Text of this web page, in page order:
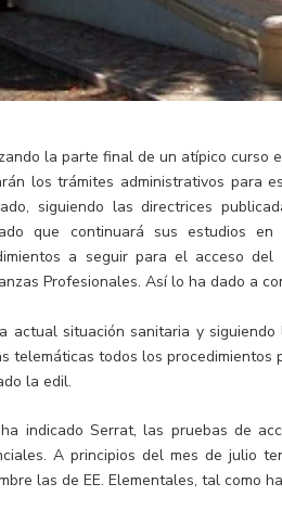
la parte final de un atípico curso
los trámites administrativos para
siguiendo las directrices
que continuará sus estudios
a seguir para el acceso
Profesionales. Así lo ha dado a
actual situación sanitaria y
telemáticas todos los procedimientos
la edil.
ha indicado Serrat, las pruebas de
A principios del mes de julio
las de EE. Elementales, tal como